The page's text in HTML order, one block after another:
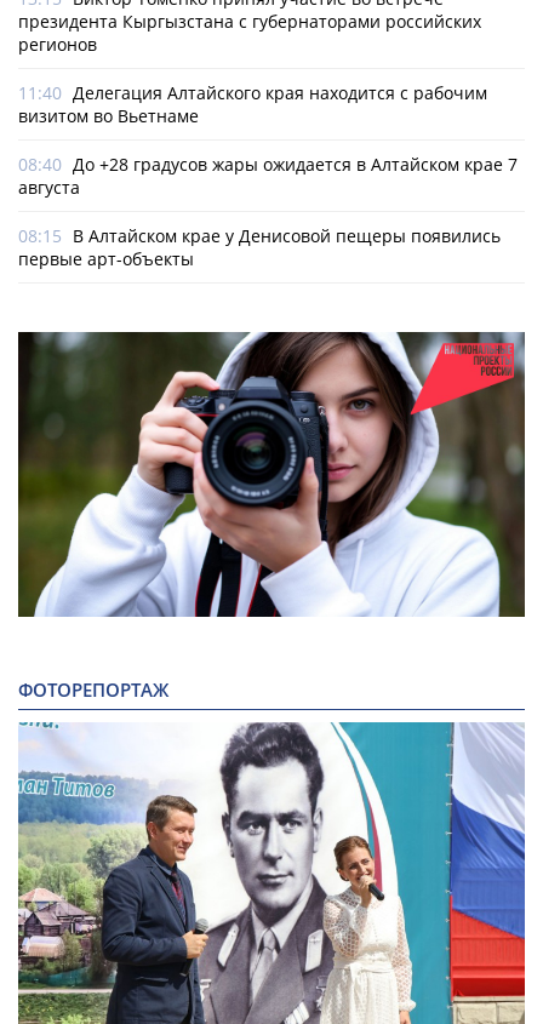
президента Кыргызстана с губернаторами российских
регионов
11:40 Делегация Алтайского края находится с рабочим
визитом во Вьетнаме
08:40 До +28 градусов жары ожидается в Алтайском крае 7
августа
08:15 В Алтайском крае у Денисовой пещеры появились
первые арт-объекты
ФОТОРЕПОРТАЖ